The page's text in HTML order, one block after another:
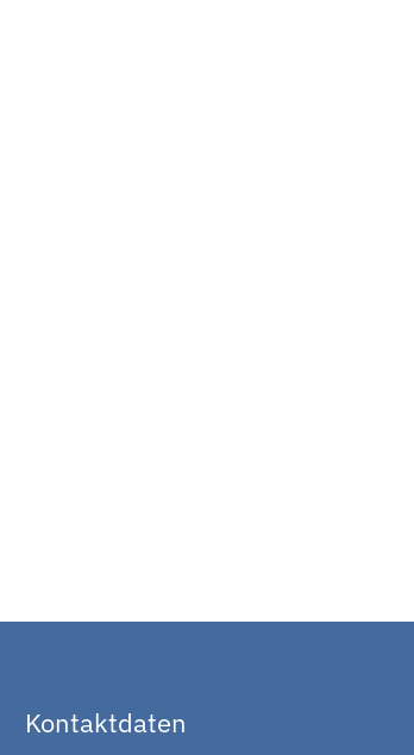
Kontaktdaten